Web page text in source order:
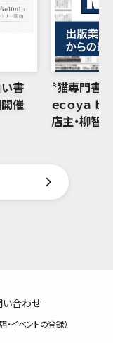
書
開催
〝猫専門書
ｅｃｏｙａ ｂ
店主・柳智
い合わせ
・イベントの登録）